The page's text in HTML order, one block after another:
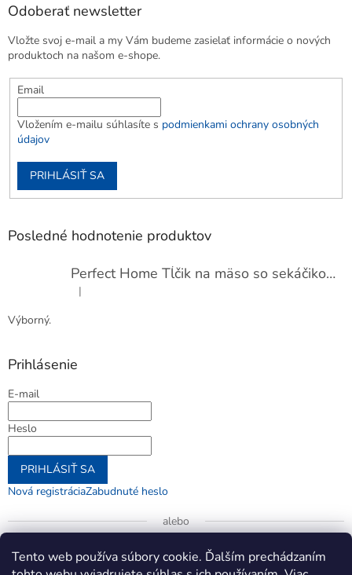
Tento web používa súbory cookie. Ďalším prechádzaním
Odoberať newsletter
Vložte svoj e-mail a my Vám budeme zasielať informácie o nových
produktoch na našom e-shope.
Email
Vložením e-mailu súhlasíte s podmienkami ochrany osobných
údajov
PRIHLÁSIŤ SA
Posledné hodnotenie produktov
Perfect Home Tĺčik na mäso so sekáčikom, 56893
Hodnotenie produktu je 5 z 5 hviezdičiek.
|
Výborný.
Prihlásenie
E-mail
Heslo
PRIHLÁSIŤ SA
Nová registráciaZabudnuté heslo
alebo
Prihlásiť sa cez Google